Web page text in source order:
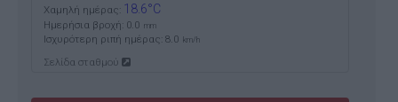
Χαμηλή ημέρας: 18.6°C
Ημερήσια βροχή: 0.0 mm
Ισχυρότερη ριπή ημέρας: 8.0 km/h
Σελίδα σταθμού